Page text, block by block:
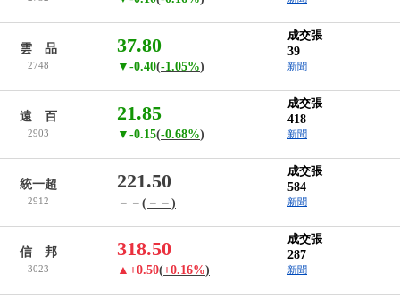
雲 品
2748
37.80
▼-0.40(-1.05%)
成交張
39
新聞
遠 百
2903
21.85
▼-0.15(-0.68%)
成交張
418
新聞
統一超
2912
221.50
－－ (－－)
成交張
584
新聞
信 邦
3023
318.50
▲+0.50(+0.16%)
成交張
287
新聞